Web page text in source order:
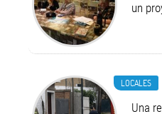
un
LOCALES
Una